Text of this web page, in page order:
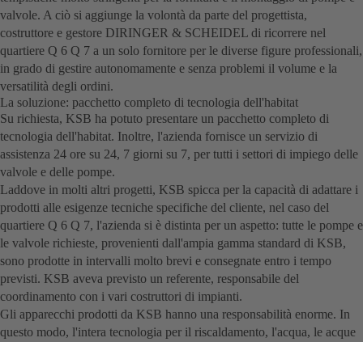
valvole. A ciò si aggiunge la volontà da parte del progettista,
costruttore e gestore DIRINGER & SCHEIDEL di ricorrere nel
quartiere Q 6 Q 7 a un solo fornitore per le diverse figure professionali,
in grado di gestire autonomamente e senza problemi il volume e la
versatilità degli ordini.
La soluzione: pacchetto completo di tecnologia dell'habitat
Su richiesta, KSB ha potuto presentare un pacchetto completo di
tecnologia dell'habitat. Inoltre, l'azienda fornisce un servizio di
assistenza 24 ore su 24, 7 giorni su 7, per tutti i settori di impiego delle
valvole e delle pompe.
Laddove in molti altri progetti, KSB spicca per la capacità di adattare i
prodotti alle esigenze tecniche specifiche del cliente, nel caso del
quartiere Q 6 Q 7, l'azienda si è distinta per un aspetto: tutte le pompe e
le valvole richieste, provenienti dall'ampia gamma standard di KSB,
sono prodotte in intervalli molto brevi e consegnate entro i tempo
previsti. KSB aveva previsto un referente, responsabile del
coordinamento con i vari costruttori di impianti.
Gli apparecchi prodotti da KSB hanno una responsabilità enorme. In
questo modo, l'intera tecnologia per il riscaldamento, l'acqua, le acque